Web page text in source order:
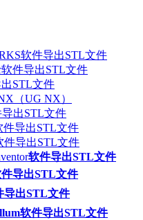
软件导出STL文件
软件导出STL文件
STL文件
（UG NX）
出STL文件
件导出STL文件
件导出STL文件
软件导出STL文件
导出STL文件
导出STL文件
软件导出STL文件